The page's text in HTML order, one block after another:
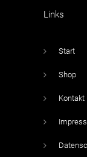
Links
Start
Shop
Kontakt